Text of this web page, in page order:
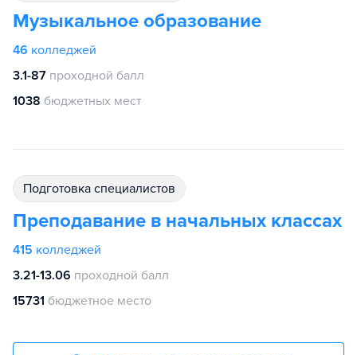
Музыкальное образование
46 колледжей
3.1-87 проходной балл
1038 бюджетных мест
подготовка специалистов
Преподавание в начальных классах
415 колледжей
3.21-13.06 проходной балл
15731 бюджетное место